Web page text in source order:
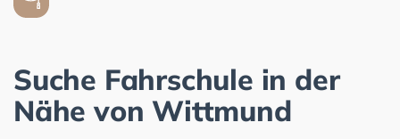
Suche Fahrschule in der
Nähe von Wittmund